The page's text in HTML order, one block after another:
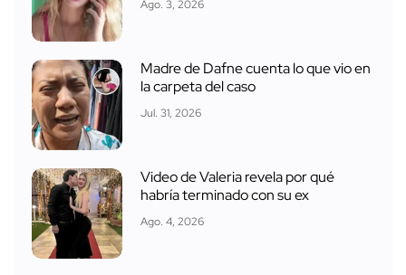
Ago. 3, 2026
Madre de Dafne cuenta lo que vio en
la carpeta del caso
Jul. 31, 2026
Video de Valeria revela por qué
habría terminado con su ex
Ago. 4, 2026